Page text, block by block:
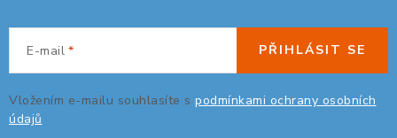
LED STOLNÍ LAMPY
E-mail
Vložením e-mailu souhlasíte s podmínkami ochrany osobních
údajů
PŘIHLÁSIT SE